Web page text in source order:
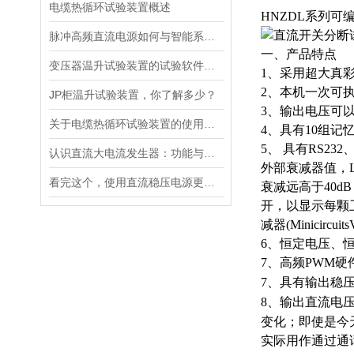
电缆热循环试验装置概述
JP柜温升试验装置，你了解多少？
HNZDL系列可
一、产品特点
1、采用超大真
2、本机一次可
3、输出电压可
4、具有10组记
5、 具有RS232
外部衰减器值，
衰减远高于
开，以显示每颗
减器
6、恒定电压、
7、高频PWM硬
7、具有输出稳
8、输出直流电
变化；即使是今
实际用作通过通